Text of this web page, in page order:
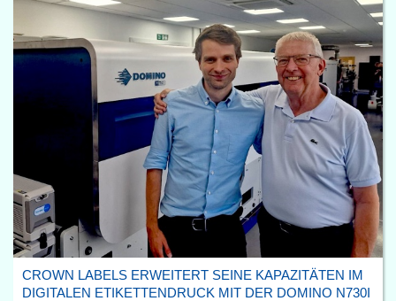
CROWN LABELS ERWEITERT SEINE KAPAZITÄTEN IM
DIGITALEN ETIKETTENDRUCK MIT DER DOMINO N730I